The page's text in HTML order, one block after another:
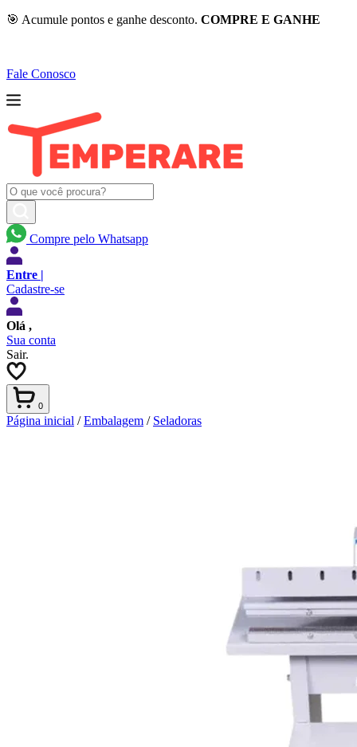
🎯 Acumule pontos e ganhe desconto. COMPRE E GANHE
Fale Conosco
Compre pelo Whatsapp
Entre |
Cadastre-se
Olá ,
Sua conta
Sair.
0
Página inicial /Embalagem / Seladoras